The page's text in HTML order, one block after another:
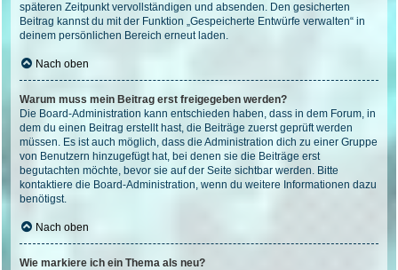
späteren Zeitpunkt vervollständigen und absenden. Den gesicherten
Beitrag kannst du mit der Funktion „Gespeicherte Entwürfe verwalten“ in
deinem persönlichen Bereich erneut laden.
Nach oben
Warum muss mein Beitrag erst freigegeben werden?
Die Board-Administration kann entschieden haben, dass in dem Forum, in
dem du einen Beitrag erstellt hast, die Beiträge zuerst geprüft werden
müssen. Es ist auch möglich, dass die Administration dich zu einer Gruppe
von Benutzern hinzugefügt hat, bei denen sie die Beiträge erst
begutachten möchte, bevor sie auf der Seite sichtbar werden. Bitte
kontaktiere die Board-Administration, wenn du weitere Informationen dazu
benötigst.
Nach oben
Wie markiere ich ein Thema als neu?